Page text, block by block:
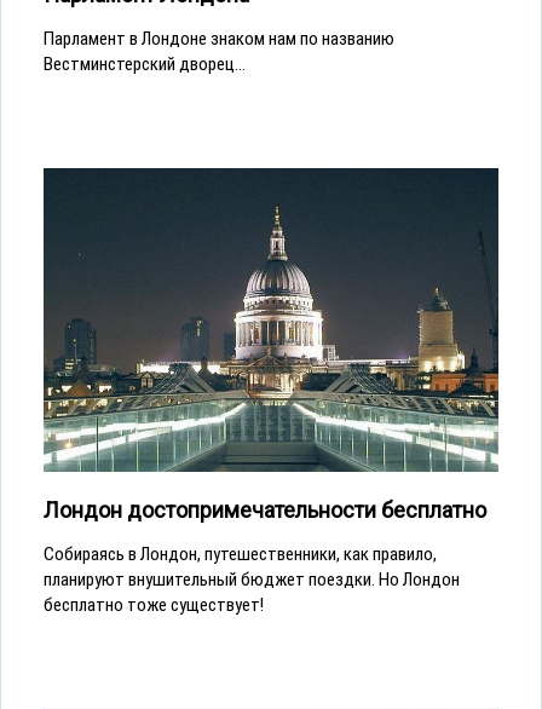
Парламент в Лондоне знаком нам по названию
Вестминстерский дворец...
Лондон достопримечательности бесплатно
Собираясь в Лондон, путешественники, как правило,
планируют внушительный бюджет поездки. Но Лондон
бесплатно тоже существует!